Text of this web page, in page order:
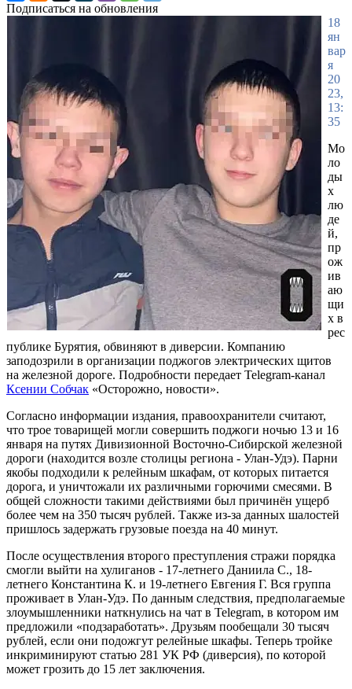
Подписаться на обновления
18
ян
вар
я
20
23,
13:
35
Мо
ло
ды
х
лю
де
й,
пр
ож
ив
аю
щи
х в
рес
публике Бурятия, обвиняют в диверсии. Компанию
заподозрили в организации поджогов электрических щитов
на железной дороге. Подробности передает Telegram-канал
Ксении Собчак «Осторожно, новости».
Согласно информации издания, правоохранители считают,
что трое товарищей могли совершить поджоги ночью 13 и 16
января на путях Дивизионной Восточно-Сибирской железной
дороги (находится возле столицы региона - Улан-Удэ). Парни
якобы подходили к релейным шкафам, от которых питается
дорога, и уничтожали их различными горючими смесями. В
общей сложности такими действиями был причинён ущерб
более чем на 350 тысяч рублей. Также из-за данных шалостей
пришлось задержать грузовые поезда на 40 минут.
После осуществления второго преступления стражи порядка
смогли выйти на хулиганов - 17-летнего Даниила С., 18-
летнего Константина К. и 19-летнего Евгения Г. Вся группа
проживает в Улан-Удэ. По данным следствия, предполагаемые
злоумышленники наткнулись на чат в Telegram, в котором им
предложили «подзаработать». Друзьям пообещали 30 тысяч
рублей, если они подожгут релейные шкафы. Теперь тройке
инкриминируют статью 281 УК РФ (диверсия), по которой
может грозить до 15 лет заключения.